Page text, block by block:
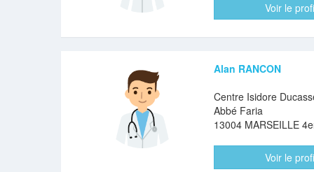
Voir le
Alan RANCON
Centre Isidore
Abbé Faria
13004 MARSEILLE
Voir le